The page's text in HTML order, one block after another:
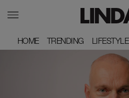
HOME
HOME TRENDING
TRENDING LIFESTYLE
LIFESTYLE